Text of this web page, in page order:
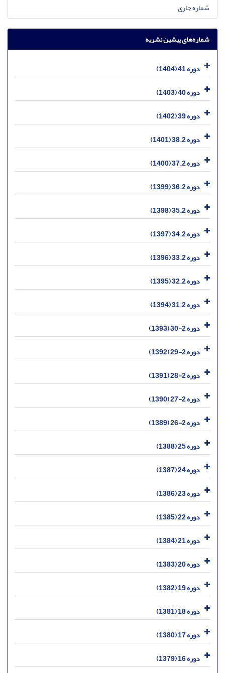
شماره جاری
شماره‌های پیشین نشریه
دوره 41 (1404)
دوره 40 (1403)
دوره 39 (1402)
دوره 38.2 (1401)
دوره 37.2 (1400)
دوره 36.2 (1399)
دوره 35.2 (1398)
دوره 34.2 (1397)
دوره 33.2 (1396)
دوره 32.2 (1395)
دوره 31.2 (1394)
دوره 2-30 (1393)
دوره 2-29 (1392)
دوره 2-28 (1391)
دوره 2-27 (1390)
دوره 2-26 (1389)
دوره 25 (1388)
دوره 24 (1387)
دوره 23 (1386)
دوره 22 (1385)
دوره 21 (1384)
دوره 20 (1383)
دوره 19 (1382)
دوره 18 (1381)
دوره 17 (1380)
دوره 16 (1379)